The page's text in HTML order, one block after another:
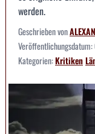
werden.
Geschrieben von
Veröffentlichungsdatum:
Kategorien:Kritiken